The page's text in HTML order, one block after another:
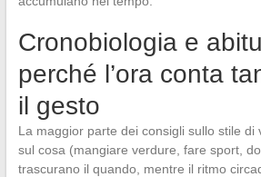
Cronobiologia e
perché l’ora conta
il gesto
La maggior parte dei consigli sullo stile di
sul cosa (mangiare verdure, fare sport,
trascurano il quando, mentre il ritmo